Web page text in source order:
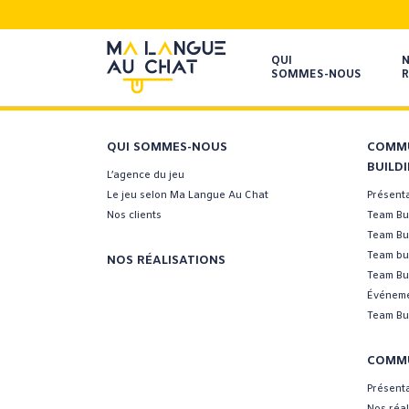
QUI
SOMMES-NOUS
QUI SOMMES-NOUS
L’agence du jeu
Le jeu selon Ma Langue Au Chat
Nos clients
NOS RÉALISATIONS
Team
Team
Team
Team
Team